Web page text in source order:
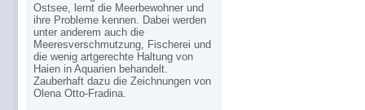
Ostsee, lernt die Meerbewohner und
ihre Probleme kennen. Dabei werden
unter anderem auch die
Meeresverschmutzung, Fischerei und
die wenig artgerechte Haltung von
Haien in Aquarien behandelt.
Zauberhaft dazu die Zeichnungen von
Olena Otto-Fradina.